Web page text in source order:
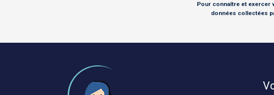
Pour connaître et exercer
données collectées